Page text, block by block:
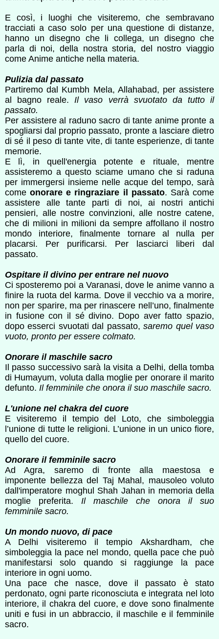
E così, i luoghi che visiteremo, che sembravano
tracciati a caso solo per una questione di distanze,
hanno un disegno che li collega, un disegno che
parla di noi, della nostra storia, del nostro viaggio
come Anime antiche nella materia.
Pulizia dal passato
Partiremo dal Kumbh Mela, Allahabad, per assistere
al bagno reale. Il vaso verrà svuotato da tutto il
passato.
Per assistere al raduno sacro di tante anime pronte a
spogliarsi dal proprio passato, pronte a lasciare dietro
di sé il peso di tante vite, di tante esperienze, di tante
memorie.
E lì, in quell'energia potente e rituale, mentre
assisteremo a questo sciame umano che si raduna
per immergersi insieme nelle acque del tempo, sarà
comeonorare e ringraziare il passato. Sarà come
assistere alle tante parti di noi, ai nostri antichi
pensieri, alle nostre convinzioni, alle nostre catene,
che di milioni in milioni da sempre affollano il nostro
mondo interiore, finalmente tornare al nulla per
placarsi. Per purificarsi. Per lasciarci liberi dal
passato.
Ospitare il divino per entrare nel nuovo
Ci sposteremo poi a Varanasi, dove le anime vanno a
finire la ruota del karma. Dove il vecchio va a morire,
non per sparire, ma per rinascere nell’uno, finalmente
in fusione con il sé divino. Dopo aver fatto spazio,
dopo esserci svuotati dal passato, saremo quel vaso
vuoto, pronto per essere colmato.
Onorare il maschile sacro
Il passo successivo sarà la visita a Delhi, della tomba
di Humayum, voluta dalla moglie per onorare il marito
defunto. Il femminile che onora il suo maschile sacro.
L'unione nel chakra del cuore
E visiteremo il tempio del Loto, che simboleggia
l’unione di tutte le religioni. L’unione in un unico fiore,
quello del cuore.
Onorare il femminile sacro
Ad Agra, saremo di fronte alla maestosa e
imponente bellezza del Taj Mahal, mausoleo voluto
dall'imperatore moghul Shah Jahan in memoria della
moglie preferita. Il maschile che onora il suo
femminile sacro.
Un mondo nuovo, di pace
A Delhi visiteremo il tempio Akshardham, che
simboleggia la pace nel mondo, quella pace che può
manifestarsi solo quando si raggiunge la pace
interiore in ogni uomo.
Una pace che nasce, dove il passato è stato
perdonato, ogni parte riconosciuta e integrata nel loto
interiore, il chakra del cuore, e dove sono finalmente
uniti e fusi in un abbraccio, il maschile e il femminile
sacro.